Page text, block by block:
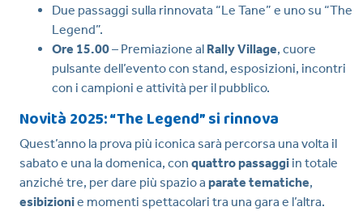
Due passaggi sulla rinnovata “Le Tane” e uno su “The
Legend”.
Ore 15.00– Premiazione al Rally Village, cuore
pulsante dell’evento con stand, esposizioni, incontri
con i campioni e attività per il pubblico.
Novità 2025: “The Legend” si rinnova
Quest’anno la prova più iconica sarà percorsa una volta il
sabato e una la domenica, con quattro passaggi in totale
anziché tre, per dare più spazio a parate tematiche,
esibizionie momenti spettacolari tra una gara e l’altra.